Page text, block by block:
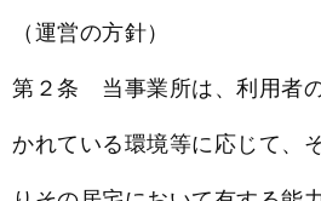
（運営の方針）
第２条 当事業所は、利用者
かれている環境等に応じて、